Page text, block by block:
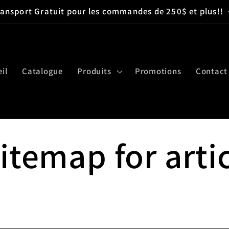
Gratuit pour les commandes de 250$ et plus!!
Catalogue Produits Promotions Contact
for